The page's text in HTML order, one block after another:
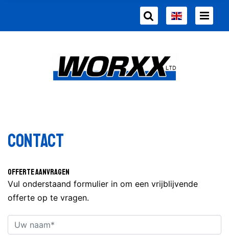
Contact
Offerte aanvragen
Vul onderstaand formulier in om een vrijblijvende
offerte op te vragen.